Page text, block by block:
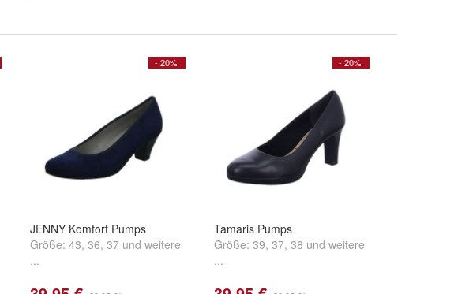
- 20%
JENNY Komfort Pumps
Größe: 43, 36, 37 und weitere
...
- 20%
Tamaris Pumps
Größe: 39, 37, 38 und weitere
...